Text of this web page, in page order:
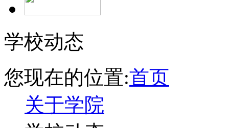
学校动态
您现在的位置:首页
关于学院